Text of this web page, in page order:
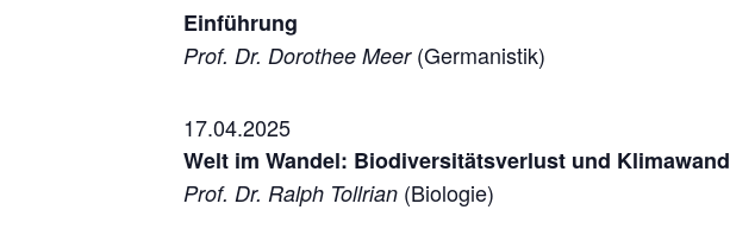
Einführung
Prof. Dr. Dorothee Meer(Germanistik)
17.04.2025
Welt im Wandel: Biodiversitätsverlust und
Prof. Dr. Ralph Tollrian (Biologie)